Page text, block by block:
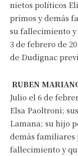
nietos políticos
primos y demás
su fallecimiento y
3 de febrero de
de Dudignac
RUBEN
Julio el 6 de
Elsa Paoltroni;
Lamana; su hijo
demás familiares
fallecimiento y